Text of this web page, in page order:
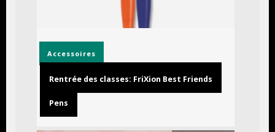
Accessoires
Rentrée des classes: FriXion Best Friends
Pens